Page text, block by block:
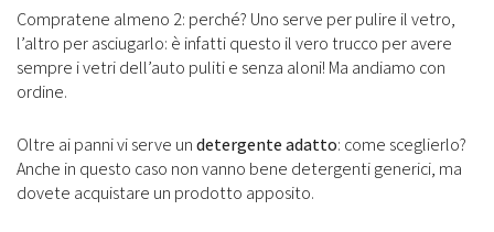
Compratene almeno 2: perché? Uno serve per pulire il vetro,
l’altro per asciugarlo: è infatti questo il vero trucco per avere
sempre i vetri dell’auto puliti e senza aloni! Ma andiamo con
ordine.
Oltre ai panni vi serve undetergente adatto: come sceglierlo?
Anche in questo caso non vanno bene detergenti generici, ma
dovete acquistare un prodotto apposito.